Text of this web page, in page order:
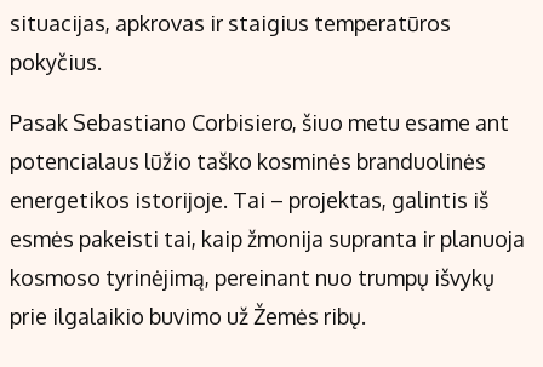
situacijas, apkrovas ir staigius temperatūros
pokyčius.
Pasak Sebastiano Corbisiero, šiuo metu esame ant
potencialaus lūžio taško kosminės branduolinės
energetikos istorijoje. Tai – projektas, galintis iš
esmės pakeisti tai, kaip žmonija supranta ir planuoja
kosmoso tyrinėjimą, pereinant nuo trumpų išvykų
prie ilgalaikio buvimo už Žemės ribų.